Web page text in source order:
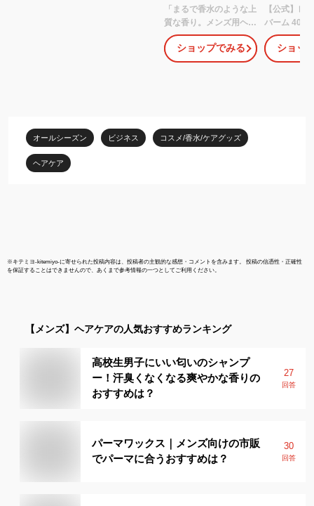
「まるで香水のような上
質な香り。メンズ用ヘア
バーム」バブロ バーム
BABLO BALM バブロバ
ーム ヘアバーム メンズ
ップクリーム]
ショップでみる
【公式】レ
バーム 40g
りから選べ
RETOUCH
ス バーム
ショッ
オールシーズン ビジネス コスメ/香水/ケアグッズ
ヘアケア
※キテミヨ-kitemiyo-に寄せられた投稿内容は、投稿者の主観的な感想・コメントを含みます。 投稿の信憑性・正確性
を保証することはできませんので、あくまで参考情報の一つとしてご利用ください。
【メンズ】 ヘアケアの人気おすすめランキング
高校生男子にいい匂いのシャンプ
ー！汗臭くなくなる爽やかな香りの
おすすめは？
27
回答
パーマワックス｜メンズ向けの市販
でパーマに合うおすすめは？
30
回答